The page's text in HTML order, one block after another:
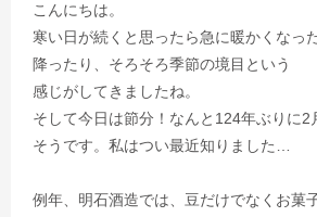
こんにちは。
寒い日が続くと思ったら急に暖かくなっ
降ったり、そろそろ季節の境目という
感じがしてきましたね。
そして今日は節分！なんと124年ぶりに2
そうです。私はつい最近知りました…
例年、明石酒造では、豆だけでなくお菓